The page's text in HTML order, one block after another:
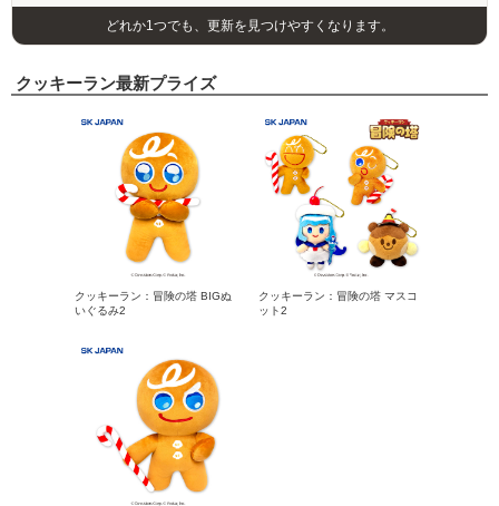
どれか1つでも、更新を見つけやすくなります。
クッキーラン最新プライズ
クッキーラン：冒険の塔 BIGぬ
いぐるみ2
クッキーラン：冒険の塔 マスコ
ット2